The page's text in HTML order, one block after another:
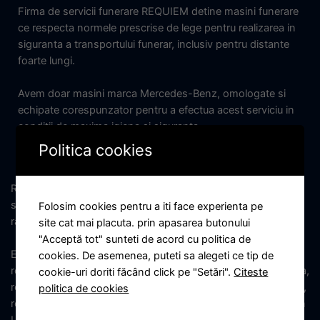
Firma de servicii funerare REQUIEM detine masini funerare
ce respecta normele prescrise de lege pentru realizarea in
siguranta a transportului funerar, inclusiv pentru distante
foarte lungi.
Avem doar masini marca Mercedes-Benz, omologate si
echipate corespunzator pentru a efectua acest serviciu in
conditii de maxima igiena si siguranta.
Repatrierea decedatilor se efecueaza la cele mai inalte
standarde impuse de Uniunea Europeana, la cel mai bun
raport pret-calitate.
Efectuam: repatrieri din Italia, repatrieri din Germania,
repatrieri din Franta, repatrieri din Spania, repatrieri din Elvetia,
repatrieri din Anglia, repatrieri din Belgia, repatrieri din Olanda,
repatrieri din Norvegia, repatrieri din Luxemburg, repatrieri din
Politica cookies
Folosim cookies pentru a iti face experienta pe
site cat mai placuta. prin apasarea butonului
"Acceptă tot" sunteti de acord cu politica de
cookies. De asemenea, puteti sa alegeti ce tip de
cookie-uri doriti făcând click pe "Setări".Citeste
politica de cookies